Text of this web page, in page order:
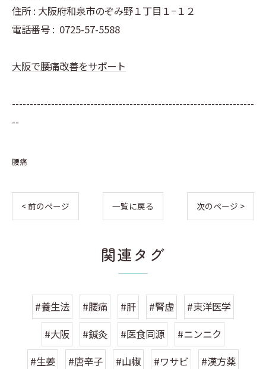
住所 : 大阪府和泉市のぞみ野１丁目１−１２
電話番号 : 0725-57-5588
大阪で腰痛改善をサポート
--------------------------------------------------------------------
--
腰痛
< 前のページ 一覧に戻る 次のページ >
関連タグ
#養生法 #腰痛 #肝 #腎虚
#東洋医学
#大阪
#鍼灸 #医食同源
#ニンニク
#生姜
#唐辛子 #山椒 #ワサビ #漢方薬